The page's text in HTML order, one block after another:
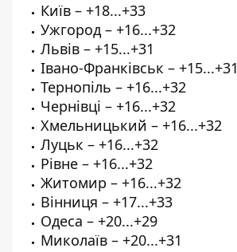
Київ – +18...+33
Ужгород – +16...+32
Львів – +15...+31
Івано-Франківськ – +15...+31
Тернопіль – +16...+32
Чернівці – +16...+32
Хмельницький – +16...+32
Луцьк – +16...+32
Рівне – +16...+32
Житомир – +16...+32
Вінниця – +17...+33
Одеса – +20...+29
Миколаїв – +20...+31